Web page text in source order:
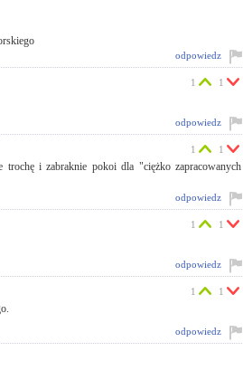
odpowiedz
1 1
odpowiedz
i zabraknie pokoi dla "ciężko zapracowanych
1 1
odpowiedz
1 1
odpowiedz
1 1
odpowiedz